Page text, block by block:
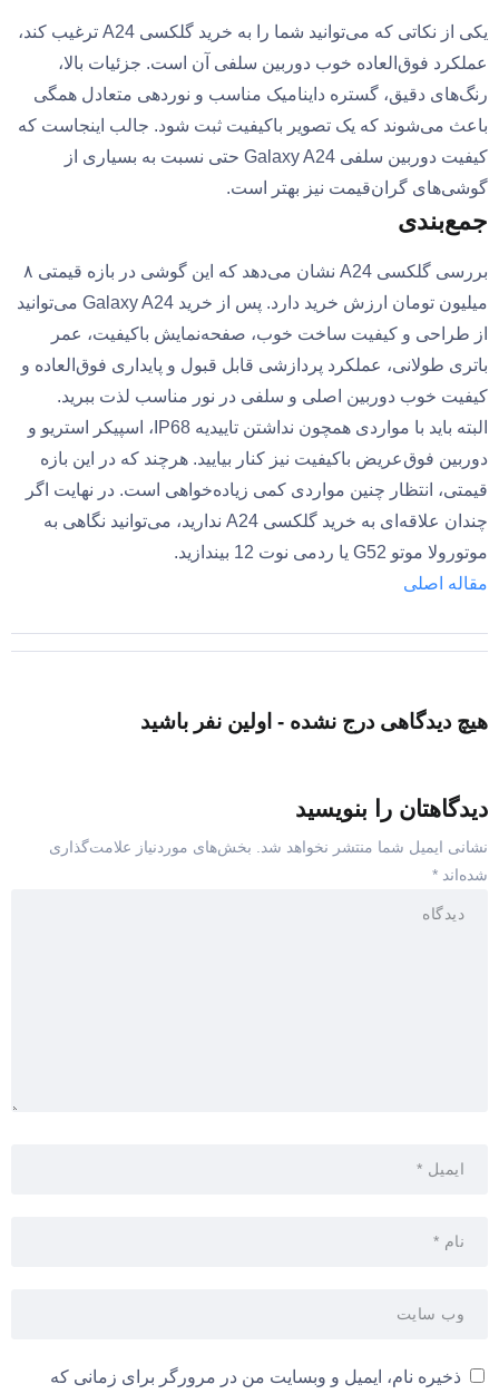
یکی از نکاتی که می‌توانید شما را به خرید گلکسی A24 ترغیب کند،
عملکرد فوق‌العاده خوب دوربین سلفی آن است. جزئیات بالا،
رنگ‌های دقیق، گستره داینامیک مناسب و نوردهی متعادل همگی
باعث می‌شوند که یک تصویر باکیفیت ثبت شود. جالب اینجاست که
کیفیت دوربین سلفی Galaxy A24 حتی نسبت به بسیاری از
گوشی‌های گران‌قیمت نیز بهتر است.
جمع‌بندی
بررسی گلکسی A24 نشان می‌دهد که این گوشی در بازه قیمتی ۸
میلیون تومان ارزش خرید دارد. پس از خرید Galaxy A24 می‌توانید
از طراحی و کیفیت ساخت خوب، صفحه‌نمایش باکیفیت، عمر
باتری طولانی، عملکرد پردازشی قابل قبول و پایداری فوق‌العاده و
کیفیت خوب دوربین اصلی و سلفی در نور مناسب لذت ببرید.
البته باید با مواردی همچون نداشتن تاییدیه IP68، اسپیکر استریو و
دوربین فوق‌عریض باکیفیت نیز کنار بیایید. هرچند که در این بازه
قیمتی، انتظار چنین مواردی کمی زیاده‌خواهی است. در نهایت اگر
چندان علاقه‌‌ای به خرید گلکسی A24 ندارید، می‌توانید نگاهی به
موتورولا موتو G52 یا ردمی نوت 12 بیندازید.
مقاله اصلی
هیچ دیدگاهی درج نشده - اولین نفر باشید
دیدگاهتان را بنویسید
نشانی ایمیل شما منتشر نخواهد شد. بخش‌های موردنیاز علامت‌گذاری
شده‌اند *
ذخیره نام، ایمیل و وبسایت من در مرورگر برای زمانی که